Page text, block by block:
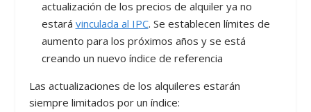
actualización de los precios de alquiler ya no
estará vinculada al IPC. Se establecen límites de
aumento para los próximos años y se está
creando un nuevo índice de referencia
Las actualizaciones de los alquileres estarán
siempre limitados por un índice: